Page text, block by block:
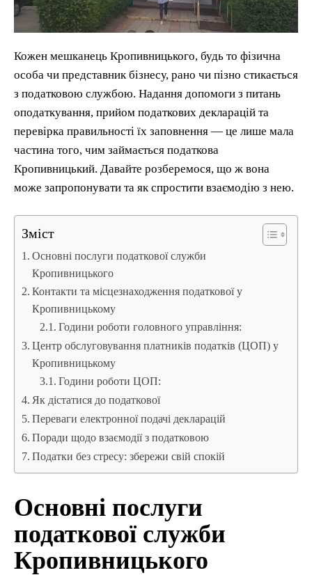
Кожен мешканець Кропивницького, будь то фізична
особа чи представник бізнесу, рано чи пізно стикається
з податковою службою. Надання допомоги з питань
оподаткування, прийом податкових декларацій та
перевірка правильності їх заповнення — це лише мала
частина того, чим займається податкова
Кропивницький. Давайте розберемося, що ж вона
може запропонувати та як спростити взаємодію з нею.
Зміст
Основні послуги податкової служби
Кропивницького
Контакти та місцезнаходження податкової у
Кропивницькому
Години роботи головного управління:
Центр обслуговування платників податків (ЦОП) у
Кропивницькому
Години роботи ЦОП:
Як дістатися до податкової
Переваги електронної подачі декларацій
Поради щодо взаємодії з податковою
Податки без стресу: збережи свій спокій
Основні послуги
податкової служби
Кропивницького